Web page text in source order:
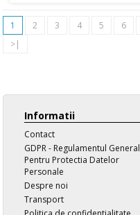
1 2 3 4 5 6
>|
Informatii
Contact
GDPR - Regulamentul General
Pentru Protectia Datelor
Personale
Despre noi
Transport